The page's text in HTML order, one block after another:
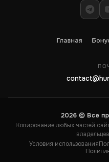
Главная
2026 © Все
Копирование любых частей
Условия использования